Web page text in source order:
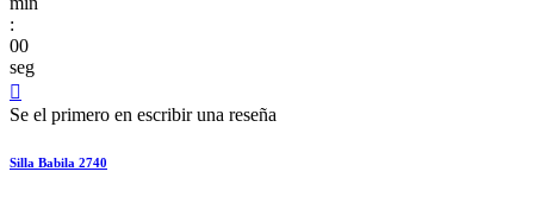
:
00
seg

Se el primero en escribir una reseña
Silla Babila 2740